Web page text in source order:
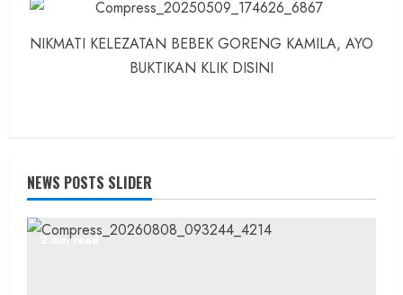
NIKMATI KELEZATAN BEBEK GORENG KAMILA, AYO
BUKTIKAN KLIK DISINI
NEWS POSTS SLIDER
2 min read